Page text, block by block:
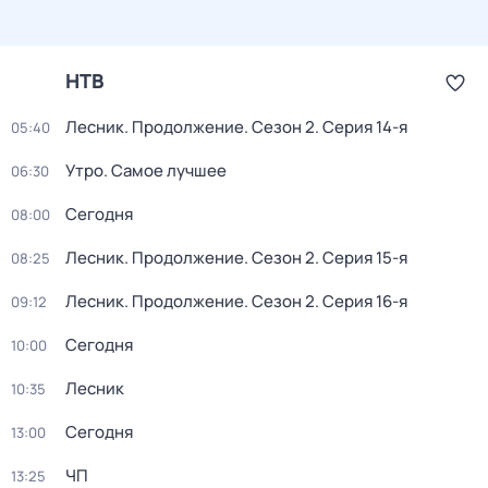
НТВ
05:40 Лесник. Продолжение. Сезон 2. Серия 14-я
06:30 Утро. Самое лучшее
08:00 Сегодня
08:25 Лесник. Продолжение. Сезон 2. Серия 15-я
09:12 Лесник. Продолжение. Сезон 2. Серия 16-я
10:00 Сегодня
10:35 Лесник
13:00 Сегодня
13:25 ЧП